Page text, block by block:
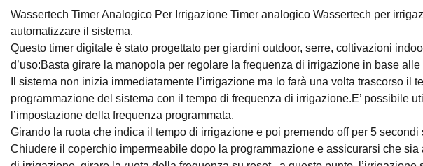
Wassertech Timer Analogico Per Irrigazione Timer analogico Wassertech per
automatizzare il sistema.
Questo timer digitale è stato progettato per giardini outdoor, serre, coltivazioni
d’uso:Basta girare la manopola per regolare la frequenza di irrigazione in base
Il sistema non inizia immediatamente l’irrigazione ma lo farà una volta trascorso
programmazione del sistema con il tempo di frequenza di irrigazione.E’ possibile
l’impostazione della frequenza programmata.
Girando la ruota che indica il tempo di irrigazione e poi premendo off per 5
Chiudere il coperchio impermeabile dopo la programmazione e assicurarsi che